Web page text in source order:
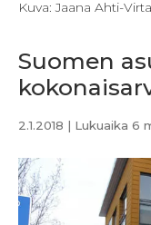
Kuva: Jaana Ahti-
Suomen
2.1.2018 | Lukuaika 6